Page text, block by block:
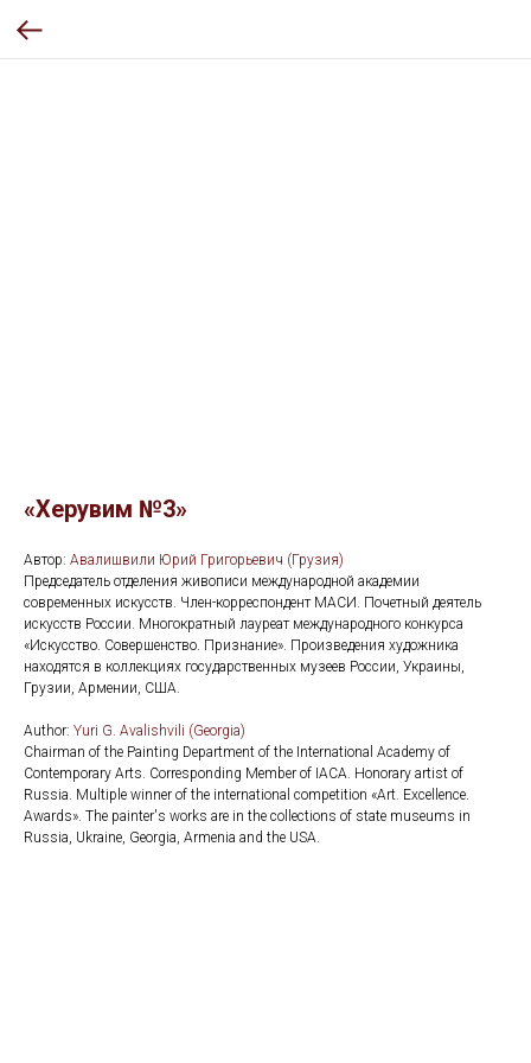
«Херувим №3»
Автор: Авалишвили Юрий Григорьевич (Грузия)
Председатель отделения живописи международной академии
современных искусств. Член-корреспондент МАСИ. Почетный деятель
искусств России. Многократный лауреат международного конкурса
«Искусство. Совершенство. Признание». Произведения художника
находятся в коллекциях государственных музеев России, Украины,
Грузии, Армении, США.
Author: Yuri G. Avalishvili (Georgia)
Chairman of the Painting Department of the International Academy of
Contemporary Arts. Corresponding Member of IACA. Honorary artist of
Russia. Multiple winner of the international competition «Art. Excellence.
Awards». The painter's works are in the collections of state museums in
Russia, Ukraine, Georgia, Armenia and the USA.